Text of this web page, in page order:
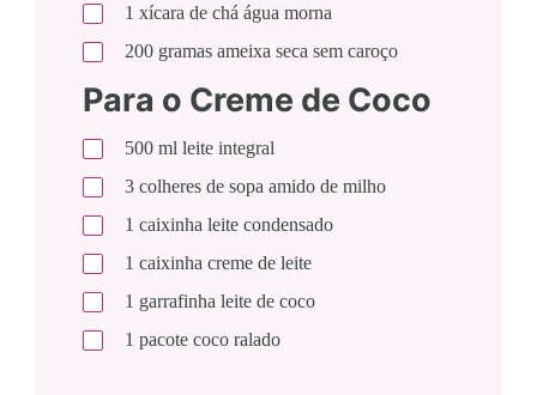
1 xícara de chá água morna
200 gramasameixa seca sem caroço
Para o Creme de Coco
500 ml leite integral
3 colheres de sopa amido de milho
1 caixinha leite condensado
1 caixinha creme de leite
1 garrafinha leite de coco
1 pacotecoco ralado